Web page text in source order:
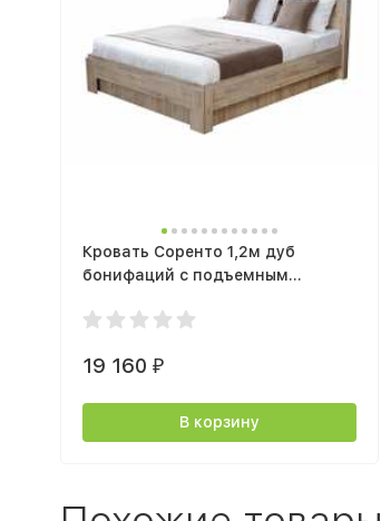
Кровать Соренто 1,2м дуб
бонифаций с подъемным
19 160 ₽
В корзину